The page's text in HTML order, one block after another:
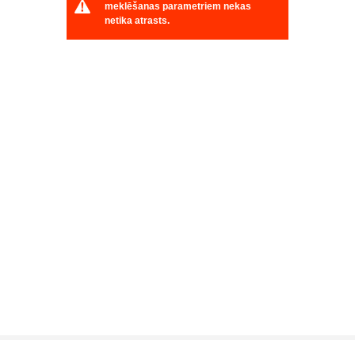
meklēšanas parametriem nekas
netika atrasts.